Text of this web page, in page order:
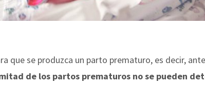
que se produzca un parto prematuro, es decir,
de los partos prematuros no se pueden